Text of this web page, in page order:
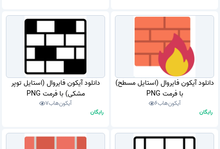
دانلود آیکون فایروال (استایل مسطح)
با فرمت PNG
آیکون‌هاب6
رایگان
دانلود آیکون فایروال (استایل توپر
مشکی) با فرمت PNG
آیکون‌هاب7
رایگان